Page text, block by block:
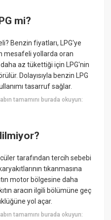
mi?
Benzin fiyatları, LPG'ye
mesafeli yollarda oran
daha az tükettiği için LPG'nin
Dolayısıyla benzin LPG
tasarruf sağlar.
tamamını burada okuyun:
tarafından tercih sebebi
tıkanmasına
motor bölgesine daha
aracın ilgili bölümüne geç
yol açar.
tamamını burada okuyun: